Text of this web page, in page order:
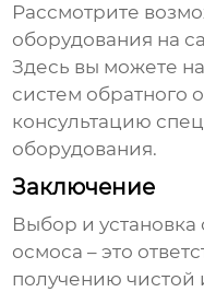
Рассмотрите
оборудования на
Здесь вы можете
систем обратного
консультацию
оборудования.
Заключение
Выбор и установка
осмоса – это
получению чистой